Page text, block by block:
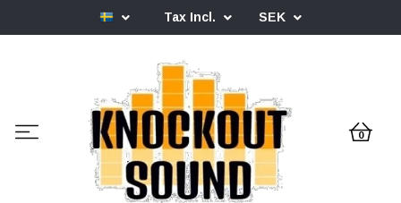
Tax Incl. SEK
0